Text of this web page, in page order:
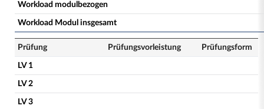
Workload modulbezogen
Workload Modul insgesamt
Prüfung Prüfungsvorleistung Prüfungsform
LV 1
LV 2
LV 3